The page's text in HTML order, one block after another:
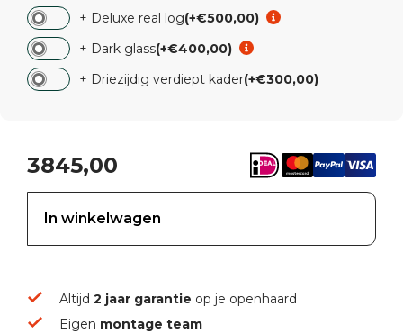
+ Deluxe real log(+€500,00)
+ Dark glass(+€400,00)
+ Driezijdig verdiept kader(+€300,00)
3845,00
In winkelwagen
Altijd 2 jaar garantie op je openhaard
Eigen montage team